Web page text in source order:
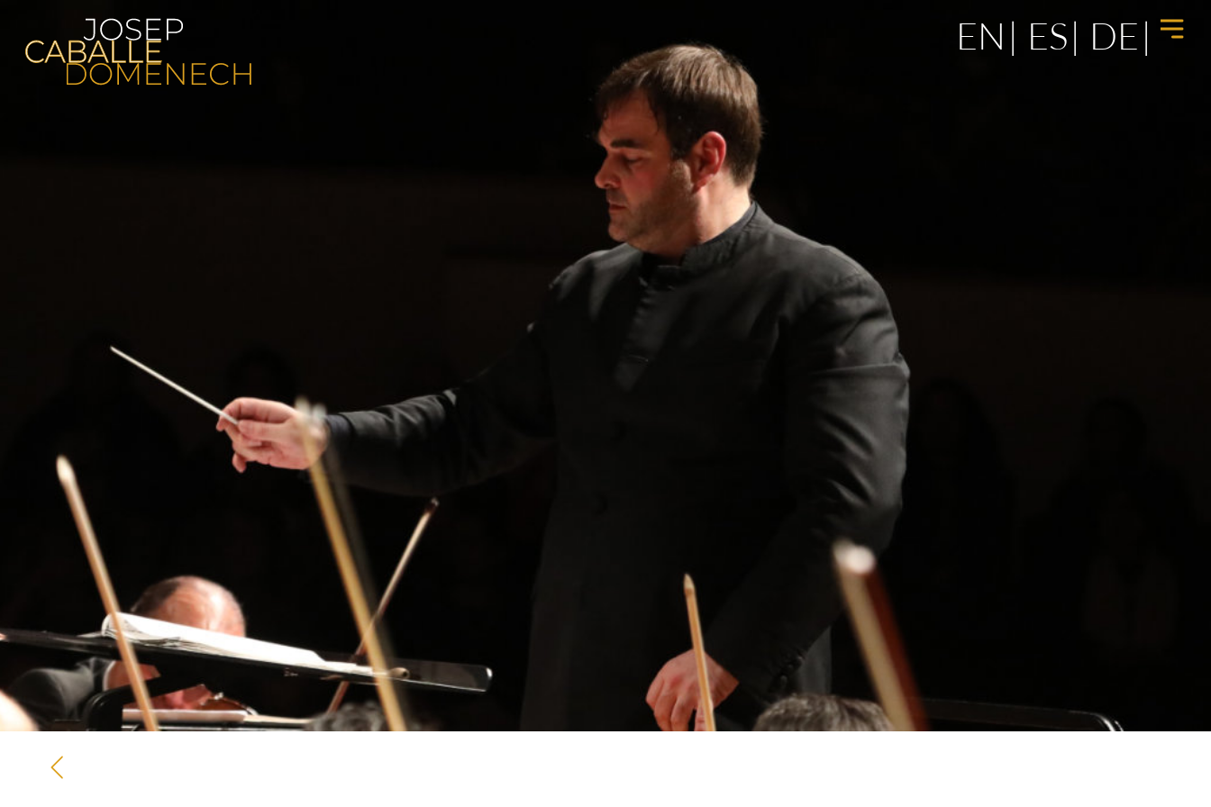
EN ES DE